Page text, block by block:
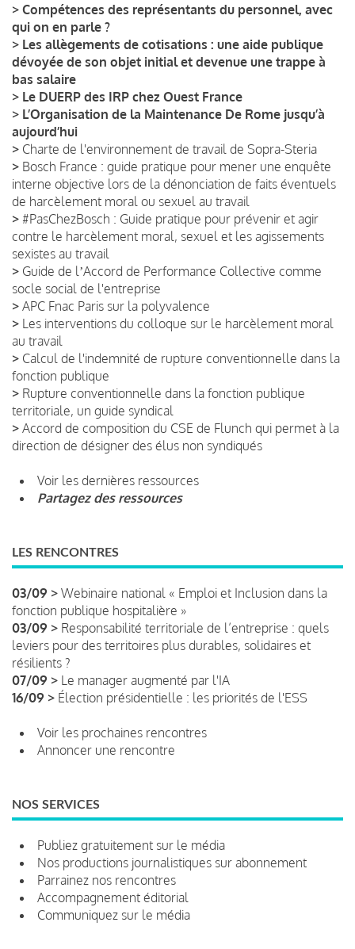
> Compétences des représentants du personnel, avec
qui on en parle ?
> Les allègements de cotisations : une aide publique
dévoyée de son objet initial et devenue une trappe à
bas salaire
> Le DUERP des IRP chez Ouest France
> L’Organisation de la Maintenance De Rome jusqu’à
aujourd’hui
> Charte de l'environnement de travail de Sopra-Steria
> Bosch France : guide pratique pour mener une enquête
interne objective lors de la dénonciation de faits éventuels
de harcèlement moral ou sexuel au travail
> #PasChezBosch : Guide pratique pour prévenir et agir
contre le harcèlement moral, sexuel et les agissements
sexistes au travail
> Guide de lʼAccord de Performance Collective comme
socle social de l'entreprise
> APC Fnac Paris sur la polyvalence
> Les interventions du colloque sur le harcèlement moral
au travail
> Calcul de l'indemnité de rupture conventionnelle dans la
fonction publique
> Rupture conventionnelle dans la fonction publique
territoriale, un guide syndical
> Accord de composition du CSE de Flunch qui permet à la
direction de désigner des élus non syndiqués
Voir les dernières ressources
Partagez des ressources
LES RENCONTRES
03/09 > Webinaire national « Emploi et Inclusion dans la
fonction publique hospitalière »
03/09 > Responsabilité territoriale de l’entreprise : quels
leviers pour des territoires plus durables, solidaires et
résilients ?
07/09 > Le manager augmenté par l'IA
16/09 > Élection présidentielle : les priorités de l'ESS
Voir les prochaines rencontres
Annoncer une rencontre
NOS SERVICES
Publiez gratuitement sur le média
Nos productions journalistiques sur abonnement
Parrainez nos rencontres
Accompagnement éditorial
Communiquez sur le média